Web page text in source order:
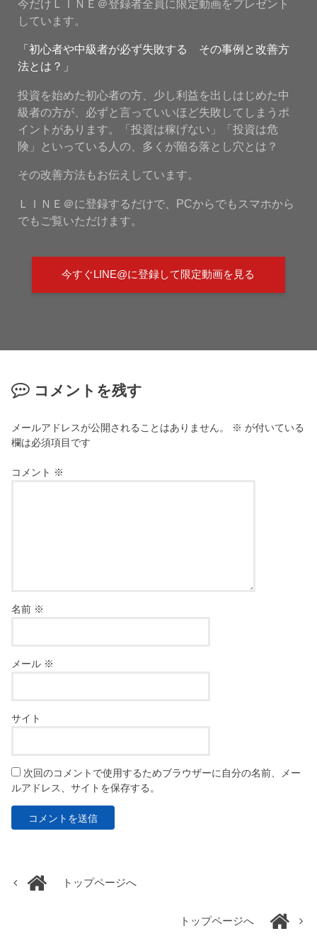
今だけＬＩＮＥ＠登録者全員に限定動画をプレゼント
しています。
「初心者や中級者が必ず失敗する その事例と改善方
法とは？」
投資を始めた初心者の方、少し利益を出しはじめた中
級者の方が、必ずと言っていいほど失敗してしまうポ
イントがあります。「投資は稼げない」「投資は危
険」といっている人の、多くが陥る落とし穴とは？
その改善方法もお伝えしています。
ＬＩＮＥ＠に登録するだけで、PCからでもスマホから
でもご覧いただけます。
今すぐLINE@に登録して限定動画を見る
コメントを残す
メールアドレスが公開されることはありません。 ※ が付いている
欄は必須項目です
コメント ※
名前 ※
メール ※
サイト
次回のコメントで使用するためブラウザーに自分の名前、メー
ルアドレス、サイトを保存する。
トップページへ
トップページへ